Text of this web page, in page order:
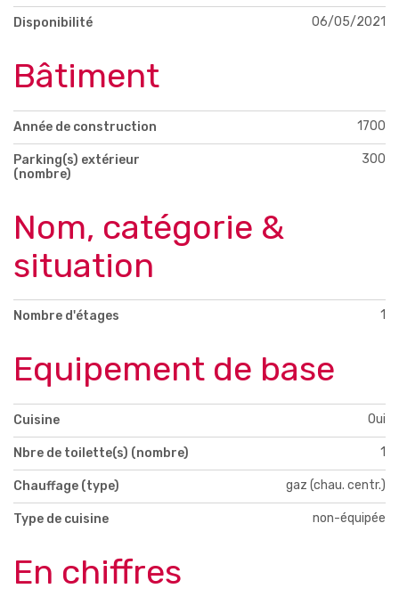
Disponibilité 06/05/2021
Bâtiment
Année de construction 1700
Parking(s) extérieur
(nombre)
300
Nom, catégorie &
situation
Nombre d'étages 1
Equipement de base
Cuisine Oui
Nbre de toilette(s) (nombre) 1
Chauffage (type) gaz (chau. centr.)
Type de cuisine non-équipée
En chiffres